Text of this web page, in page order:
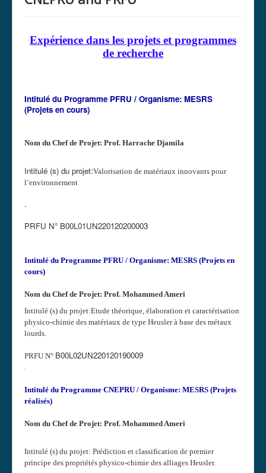
Expérience dans les projets et programmes
de recherche
Intitulé du Programme PFRU / Organisme: MESRS
(Projets en cours)
Nom du Chef de Projet: Prof. Harrache Djamila
Intitulé (s) du projet:Valorisation de matériaux innovants pour
l’environnement
.
PRFU N° B00L01UN220120200003
Intitulé du Programme PFRU / Organisme: MESRS (Projets en
cours)
Nom du Chef de Projet: Prof. Mohammed Ameri
Intitulé (s) du projet:Etude théorique, élaboration et caractérisation
physico-chimie des matériaux de type Heusler à base des métaux
lourds.
PRFU N° B00L02UN220120190009
Intitulé du Programme CNEPRU / Organisme: MESRS (Projets
réalisés)
Nom du Chef de Projet: Prof. Mohammed Ameri
Intitulé (s) du projet: Prédiction et classification de premier
principe des propriétés physico-chimie des alliages Heusler.